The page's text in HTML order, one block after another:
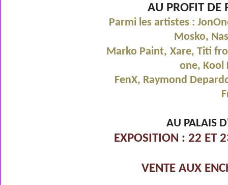
AU PROFIT DE
Parmi les artistes :
Mosko,
Marko Paint, Xare, Titi
one, Kool
FenX, Raymond
AU PALAIS
EXPOSITION : 22 ET
VENTE AUX